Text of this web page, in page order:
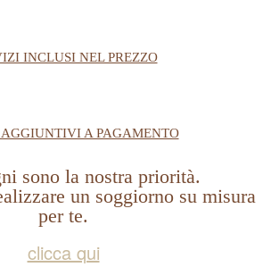
INCLUSI NEL PREZZO
AGGIUNTIVI A PAGAMENTO
sono la nostra priorità.
un soggiorno su misura
per te.
clicca qui